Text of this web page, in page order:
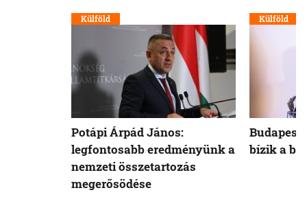
Külföld
Potápi Árpád János:
legfontosabb eredményünk a
nemzeti összetartozás
megerősödése
Külföld
Budapest
bízik a